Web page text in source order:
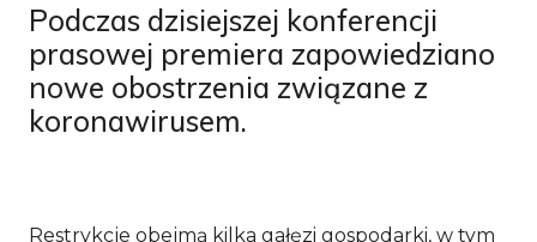
Podczas dzisiejszej konferencji
prasowej premiera zapowiedziano
nowe obostrzenia związane z
koronawirusem.
Restrykcje obejmą kilka gałęzi gospodarki, w tym